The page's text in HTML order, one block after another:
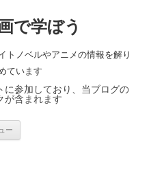
で学ぼう
トノベルやアニメの情報を解り
ています
に参加しており、当ブログの
が含まれます
ー